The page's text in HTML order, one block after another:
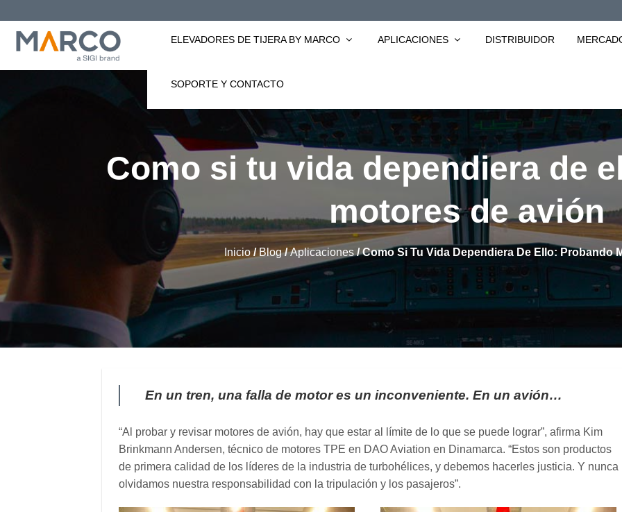
contenido
ELEVADORES DE TIJERA BY MARCO APLICACIONES DISTRIBUIDOR
SOPORTE Y CONTACTO
Como si tu vida dependiera de
motores de avión
Inicio/Blog/Aplicaciones/Como Si Tu Vida Dependiera De Ello: Probando
En un tren, una falla de motor es un inconveniente. En un avión…
“Al probar y revisar motores de avión, hay que estar al límite de lo que se puede lograr”, afirma Kim
Brinkmann Andersen, técnico de motores TPE en DAO Aviation en Dinamarca. “Estos son productos
de primera calidad de los líderes de la industria de turbohélices, y debemos hacerles justicia. Y nunca
olvidamos nuestra responsabilidad con la tripulación y los pasajeros”.